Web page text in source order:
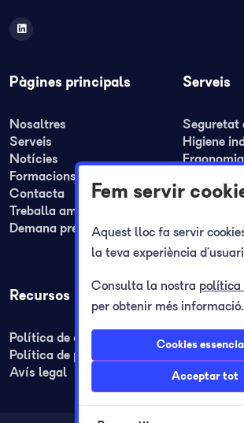
Pàgines principals
Nosaltres
Serveis
Notícies
Formacions
Contacta
Treballa amb nosaltres
Demana pressupost
Serveis
Seguretat
Higiene
Formació
Plans
Registre
Recursos
Política de cookies
Política de privacitat
Avís legal
Fem servir
Aquest lloc fa servir
la teva experiència
Consulta la nostra política
per obtenir més informació.
Cookies
Acceptar tot